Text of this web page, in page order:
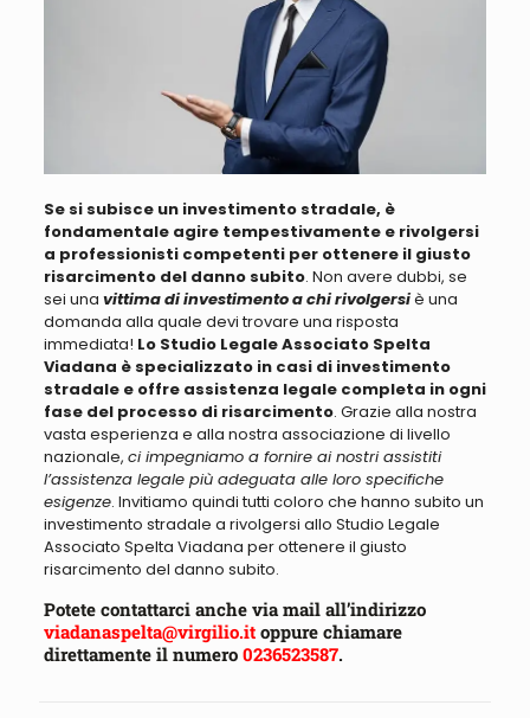
Se si subisce un investimento stradale, è
fondamentale agire tempestivamente e rivolgersi
a professionisti competenti per ottenere il giusto
risarcimento del danno subito. Non avere dubbi, se
sei una vittima di investimento a chi rivolgersiè una
domanda alla quale devi trovare una risposta
immediata! Lo Studio Legale Associato Spelta
Viadana è specializzato in casi di investimento
stradale e offre assistenza legale completa in ogni
fase del processo di risarcimento. Grazie alla nostra
vasta esperienza e alla nostra associazione di livello
nazionale, ci impegniamo a fornire ai nostri assistiti
l’assistenza legale più adeguata alle loro specifiche
esigenze. Invitiamo quindi tutti coloro che hanno subito un
investimento stradale a rivolgersi allo Studio Legale
Associato Spelta Viadana per ottenere il giusto
risarcimento del danno subito.
Potete contattarci anche via mail all’indirizzo
viadanaspelta@virgilio.itoppure chiamare
direttamente il numero 0236523587.